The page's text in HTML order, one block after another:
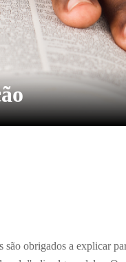
são obrigados a explicar